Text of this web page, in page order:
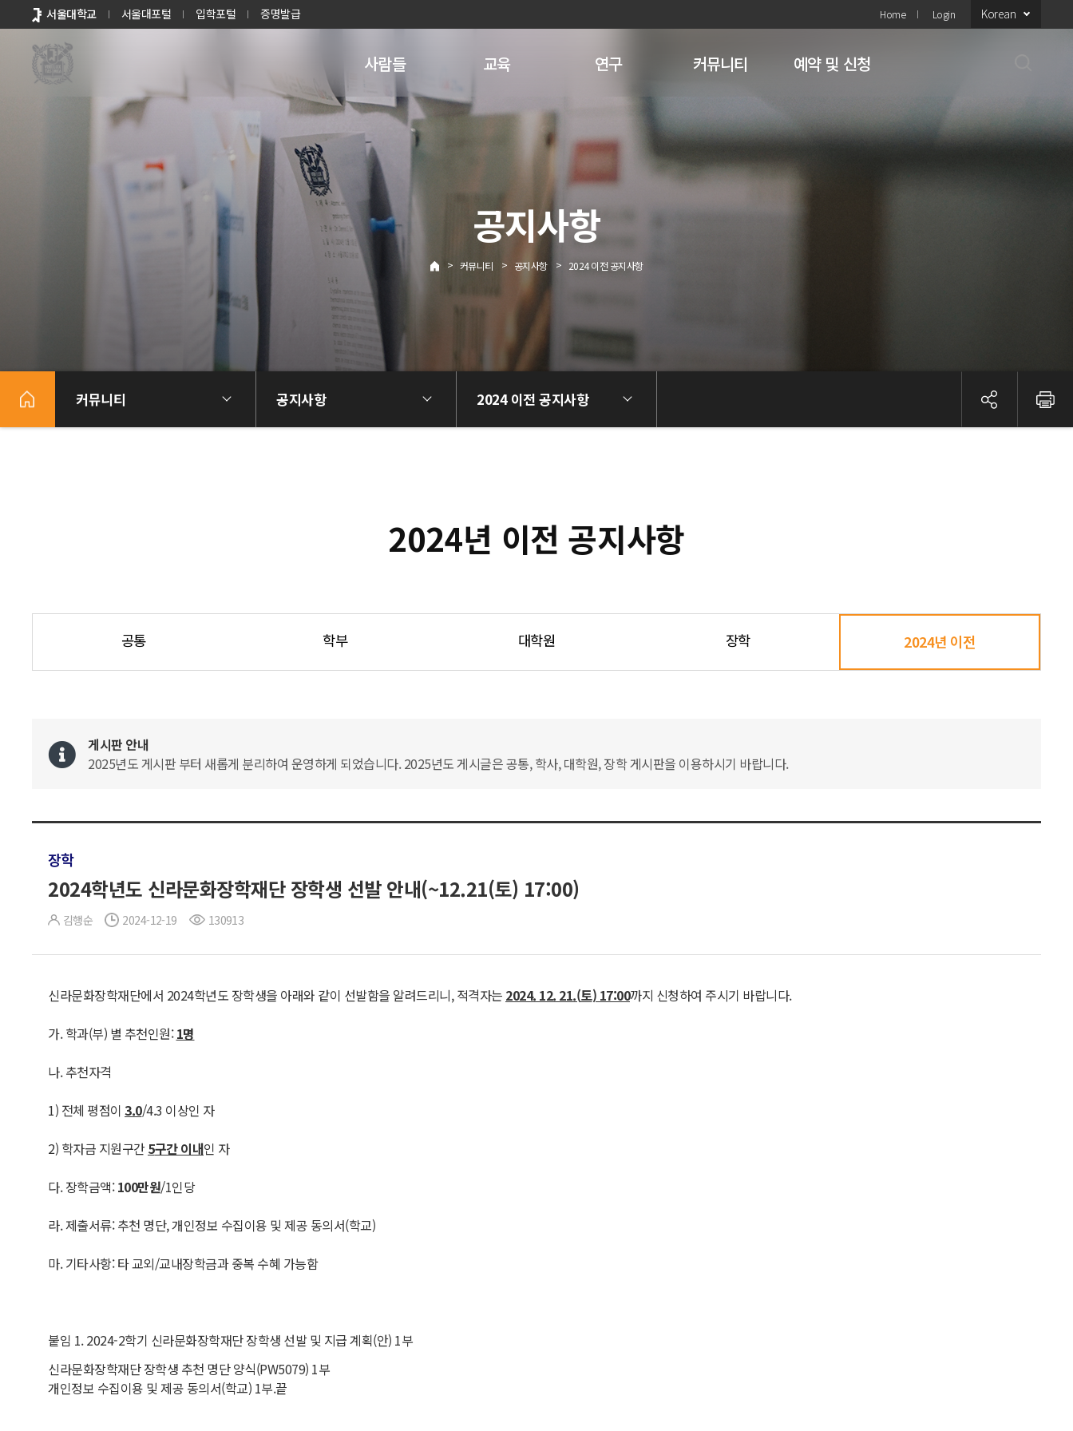
바로가기
메뉴
서울대학교 서울대포털 입학포털 증명발급 Home Login Korean
사람들 교육 연구 커뮤니티 예약 및 신청
공지사항
> 커뮤니티 > 공지사항 > 2024 이전 공지사항
커뮤니티 공지사항 2024 이전 공지사항
2024년 이전 공지사항
공통 학부 대학원 장학 2024년 이전
게시판 안내
2025년도 게시판 부터 새롭게 분리하여 운영하게 되었습니다. 2025년도 게시글은 공통, 학사, 대학원, 장학 게시판을 이용하시기 바랍니다.
장학
2024학년도 신라문화장학재단 장학생 선발 안내(~12.21(토) 17:00)
김행순 2024-12-19 130913
신라문화장학재단에서 2024학년도 장학생을 아래와 같이 선발함을 알려드리니, 적격자는 2024. 12. 21.(토) 17:00까지 신청하여 주시기 바랍니다.
가. 학과(부) 별 추천인원:1명
나. 추천자격
1) 전체 평점이 3.0/4.3 이상인 자
2) 학자금 지원구간5구간 이내인 자
다. 장학금액:100만원/1인당
라. 제출서류: 추천 명단, 개인정보 수집이용 및 제공 동의서(학교)
마. 기타사항: 타 교외/교내장학금과 중복 수혜 가능함
붙임 1. 2024-2학기 신라문화장학재단 장학생 선발 및 지급 계획(안) 1부
신라문화장학재단 장학생 추천 명단 양식(PW5079) 1부
개인정보 수집이용 및 제공 동의서(학교) 1부.끝